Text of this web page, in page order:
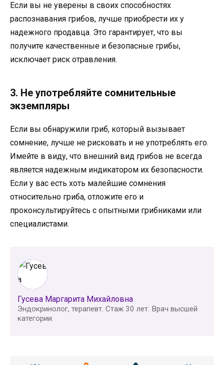
Если вы не уверены в своих способностях
распознавания грибов, лучше приобрести их у
надежного продавца. Это гарантирует, что вы
получите качественные и безопасные грибы,
исключает риск отравления.
3. Не употребляйте сомнительные
экземпляры
Если вы обнаружили гриб, который вызывает
сомнение, лучше не рисковать и не употреблять его.
Имейте в виду, что внешний вид грибов не всегда
является надежным индикатором их безопасности.
Если у вас есть хоть малейшие сомнения
относительно гриба, отложите его и
проконсультируйтесь с опытными грибниками или
специалистами.
Гусева Маргарита Михайловна
Эндокринолог, терапевт. Стаж 30 лет. Врач высшей
категории.